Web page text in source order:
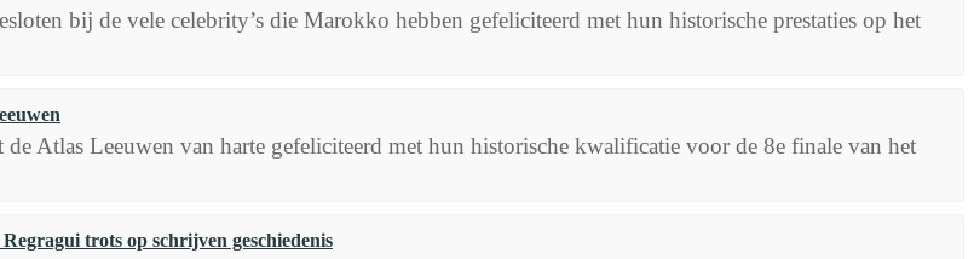
bij de vele celebrity’s die Marokko hebben gefeliciteerd met hun historische prestaties op het
Atlas Leeuwen van harte gefeliciteerd met hun historische kwalificatie voor de 8e finale van het
trots op schrijven geschiedenis